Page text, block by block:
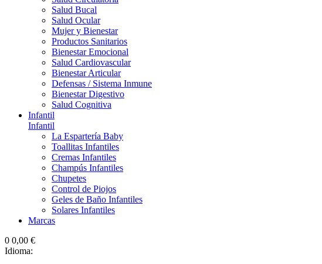
Salud Bucal
Salud Ocular
Mujer y Bienestar
Productos Sanitarios
Bienestar Emocional
Salud Cardiovascular
Bienestar Articular
Defensas / Sistema Inmune
Bienestar Digestivo
Salud Cognitiva
Infantil
Infantil
La Espartería Baby
Toallitas Infantiles
Cremas Infantiles
Champús Infantiles
Chupetes
Control de Piojos
Geles de Baño Infantiles
Solares Infantiles
Marcas
0 0,00 €
Idioma: